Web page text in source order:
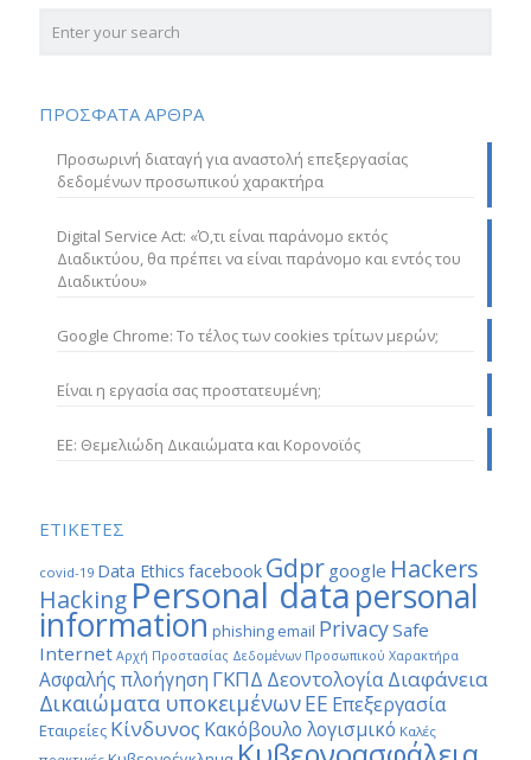
ΠΡΟΣΦΑΤΑ ΑΡΘΡΑ
Προσωρινή διαταγή για αναστολή επεξεργασίας
δεδομένων προσωπικού χαρακτήρα
Digital Service Act: «Ό,τι είναι παράνομο εκτός
Διαδικτύου, θα πρέπει να είναι παράνομο και εντός του
Διαδικτύου»
Google Chrome: Το τέλος των cookies τρίτων μερών;
Είναι η εργασία σας προστατευμένη;
ΕΕ: Θεμελιώδη Δικαιώματα και Κορονοϊός
ΕΤΙΚΕΤΕΣ
covid-19 Data Ethics facebook Gdpr google Hackers
Hacking Personal datapersonal
information phishing email PrivacySafe
Internet Αρχή Προστασίας Δεδομένων Προσωπικού Χαρακτήρα
Ασφαλής πλοήγηση ΓΚΠΔ ΔεοντολογίαΔιαφάνεια
Δικαιώματα υποκειμένωνΕΕ Επεξεργασία
Εταιρείες Κίνδυνος Κακόβουλο λογισμικό Καλές